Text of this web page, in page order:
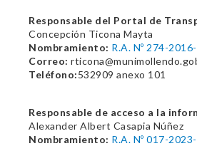
Responsable del Portal de
Concepción Ticona Mayta
Nombramiento: R.A. Nº 274-
Correo:
Teléfono:532909 anexo 101
Responsable de acceso a la
Alexander Albert Casapia Núñez
Nombramiento: R.A. Nº 017-